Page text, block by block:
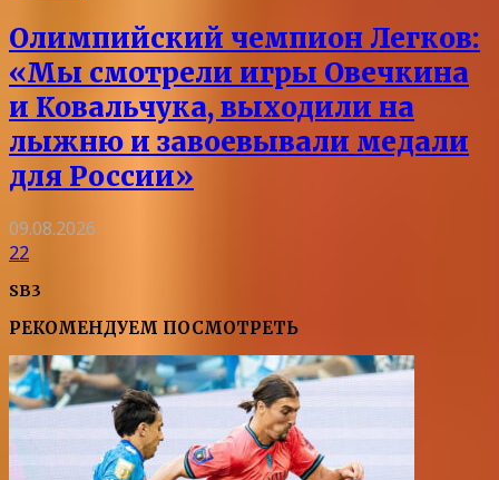
Олимпийский чемпион Легков:
«Мы смотрели игры Овечкина
и Ковальчука, выходили на
лыжню и завоевывали медали
для России»
09.08.2026
22
SB3
РЕКОМЕНДУЕМ ПОСМОТРЕТЬ